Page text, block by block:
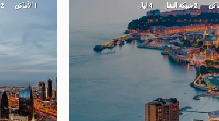
2 شبكة النقل 4 ليال 1 الأماكن 2 شبكة النقل